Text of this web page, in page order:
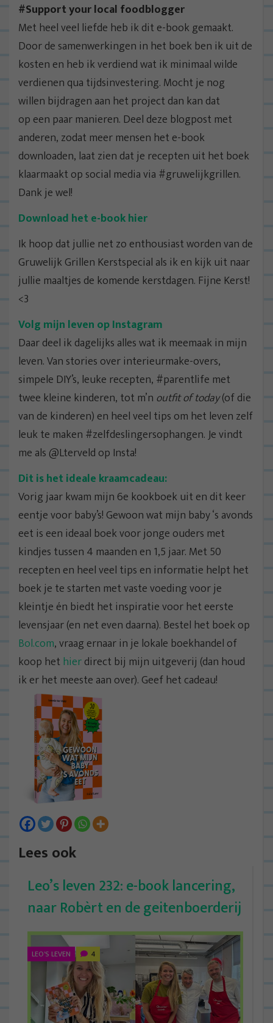
#Support your local foodblogger
Met heel veel liefde heb ik dit e-book gemaakt.
Door de samenwerkingen in het boek ben ik uit de
kosten en heb ik verdiend wat ik minimaal wilde
verdienen qua tijdsinvestering. Mocht je nog
willen bijdragen aan het project dan kan dat
op een paar manieren. Deel deze blogpost met
anderen, zodat meer mensen het e-book
downloaden, laat zien dat je recepten uit het boek
klaarmaakt op social media via #gruwelijkgrillen.
Dank je wel!
Download het e-book hier
Ik hoop dat jullie net zo enthousiast worden van de
Gruwelijk Grillen Kerstspecial als ik en kijk uit naar
jullie maaltjes de komende kerstdagen. Fijne Kerst!
<3
Volg mijn leven op Instagram
Daar deel ik dagelijks alles wat ik meemaak in mijn
leven. Van stories over interieurmake-overs,
simpele DIY’s, leuke recepten, #parentlife met
twee kleine kinderen, tot m’n outfit of today(of die
van de kinderen) en heel veel tips om het leven zelf
leuk te maken #zelfdeslingersophangen. Je vindt
me als @Lterveld op Insta!
Dit is het ideale kraamcadeau:
Vorig jaar kwam mijn 6e kookboek uit en dit keer
eentje voor baby’s! Gewoon wat mijn baby ‘s avonds
eet is een ideaal boek voor jonge ouders met
kindjes tussen 4 maanden en 1,5 jaar. Met 50
recepten en heel veel tips en informatie helpt het
boek je te starten met vaste voeding voor je
kleintje én biedt het inspiratie voor het eerste
levensjaar (en net even daarna). Bestel het boek op
Bol.com, vraag ernaar in je lokale boekhandel of
koop het hierdirect bij mijn uitgeverij (dan houd
ik er het meeste aan over). Geef het cadeau!
Lees ook
Leo’s leven 232: e-book lancering,
naar Robèrt en de geitenboerderij
LEO'S LEVEN 4